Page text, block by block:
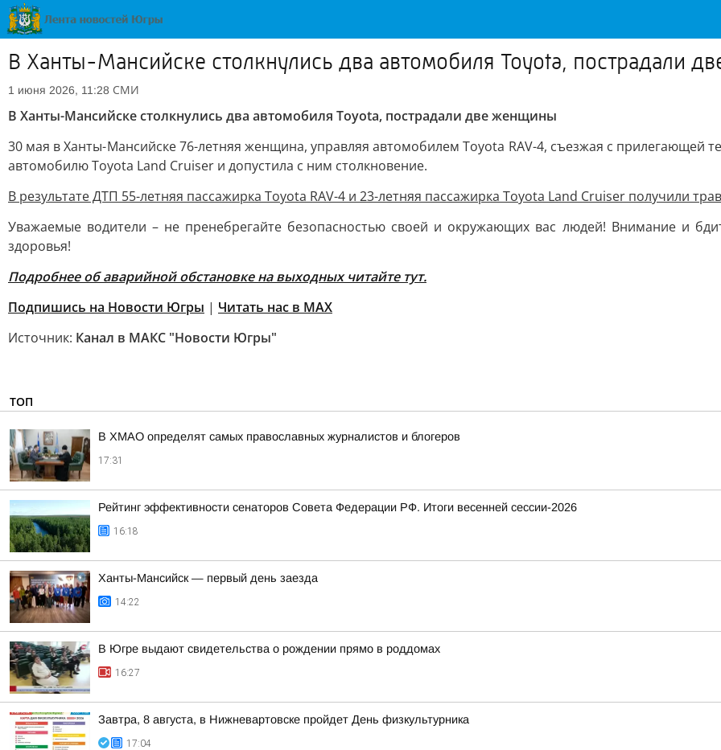
В Ханты-Мансийске столкнулись два автомобиля Toyota, пострадали
1 июня 2026, 11:28 СМИ
В Ханты-Мансийске столкнулись два автомобиля Toyota, пострадали две женщины
30 мая в Ханты-Мансийске 76-летняя женщина, управляя автомобилем Toyota RAV-4, съезжая с прилегающей
автомобилю Toyota Land Cruiser и допустила с ним столкновение.
В результате ДТП 55-летняя пассажирка Toyota RAV-4 и 23-летняя пассажирка Toyota Land Cruiser получили
Уважаемые водители – не пренебрегайте безопасностью своей и окружающих вас людей! Внимание и
здоровья!
Подробнее об аварийной обстановке на выходных читайте тут.
Подпишись на Новости Югры | Читать нас в MAX
Источник: Канал в МАКС "Новости Югры"
ТОП
В ХМАО определят самых православных журналистов и блогеров
17:31
Рейтинг эффективности сенаторов Совета Федерации РФ. Итоги весенней сессии-2026
16:18
Ханты-Мансийск — первый день заезда
14:22
В Югре выдают свидетельства о рождении прямо в роддомах
16:27
Завтра, 8 августа, в Нижневартовске пройдет День физкультурника
17:04